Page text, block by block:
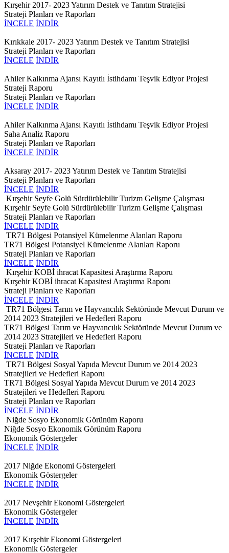
Kırşehir 2017- 2023 Yatırım Destek ve Tanıtım Stratejisi
Strateji Planları ve Raporları
İNCELE İNDİR
Kırıkkale 2017- 2023 Yatırım Destek ve Tanıtım Stratejisi
Strateji Planları ve Raporları
İNCELE İNDİR
Ahiler Kalkınma Ajansı Kayıtlı İstihdamı Teşvik Ediyor Projesi
Strateji Raporu
Strateji Planları ve Raporları
İNCELE İNDİR
Ahiler Kalkınma Ajansı Kayıtlı İstihdamı Teşvik Ediyor Projesi
Saha Analiz Raporu
Strateji Planları ve Raporları
İNCELE İNDİR
Aksaray 2017- 2023 Yatırım Destek ve Tanıtım Stratejisi
Strateji Planları ve Raporları
İNCELE İNDİR
Kırşehir Seyfe Golü Sürdürülebilir Turizm Gelişme Çalışması
Kırşehir Seyfe Golü Sürdürülebilir Turizm Gelişme Çalışması
Strateji Planları ve Raporları
İNCELE İNDİR
TR71 Bölgesi Potansiyel Kümelenme Alanları Raporu
TR71 Bölgesi Potansiyel Kümelenme Alanları Raporu
Strateji Planları ve Raporları
İNCELE İNDİR
Kırşehir KOBİ ihracat Kapasitesi Araştırma Raporu
Kırşehir KOBİ ihracat Kapasitesi Araştırma Raporu
Strateji Planları ve Raporları
İNCELE İNDİR
TR71 Bölgesi Tarım ve Hayvancılık Sektöründe Mevcut Durum ve
2014 2023 Stratejileri ve Hedefleri Raporu
TR71 Bölgesi Tarım ve Hayvancılık Sektöründe Mevcut Durum ve
2014 2023 Stratejileri ve Hedefleri Raporu
Strateji Planları ve Raporları
İNCELE İNDİR
TR71 Bölgesi Sosyal Yapıda Mevcut Durum ve 2014 2023
Stratejileri ve Hedefleri Raporu
TR71 Bölgesi Sosyal Yapıda Mevcut Durum ve 2014 2023
Stratejileri ve Hedefleri Raporu
Strateji Planları ve Raporları
İNCELE İNDİR
Niğde Sosyo Ekonomik Görünüm Raporu
Niğde Sosyo Ekonomik Görünüm Raporu
Ekonomik Göstergeler
İNCELE İNDİR
2017 Niğde Ekonomi Göstergeleri
Ekonomik Göstergeler
İNCELE İNDİR
2017 Nevşehir Ekonomi Göstergeleri
Ekonomik Göstergeler
İNCELE İNDİR
2017 Kırşehir Ekonomi Göstergeleri
Ekonomik Göstergeler